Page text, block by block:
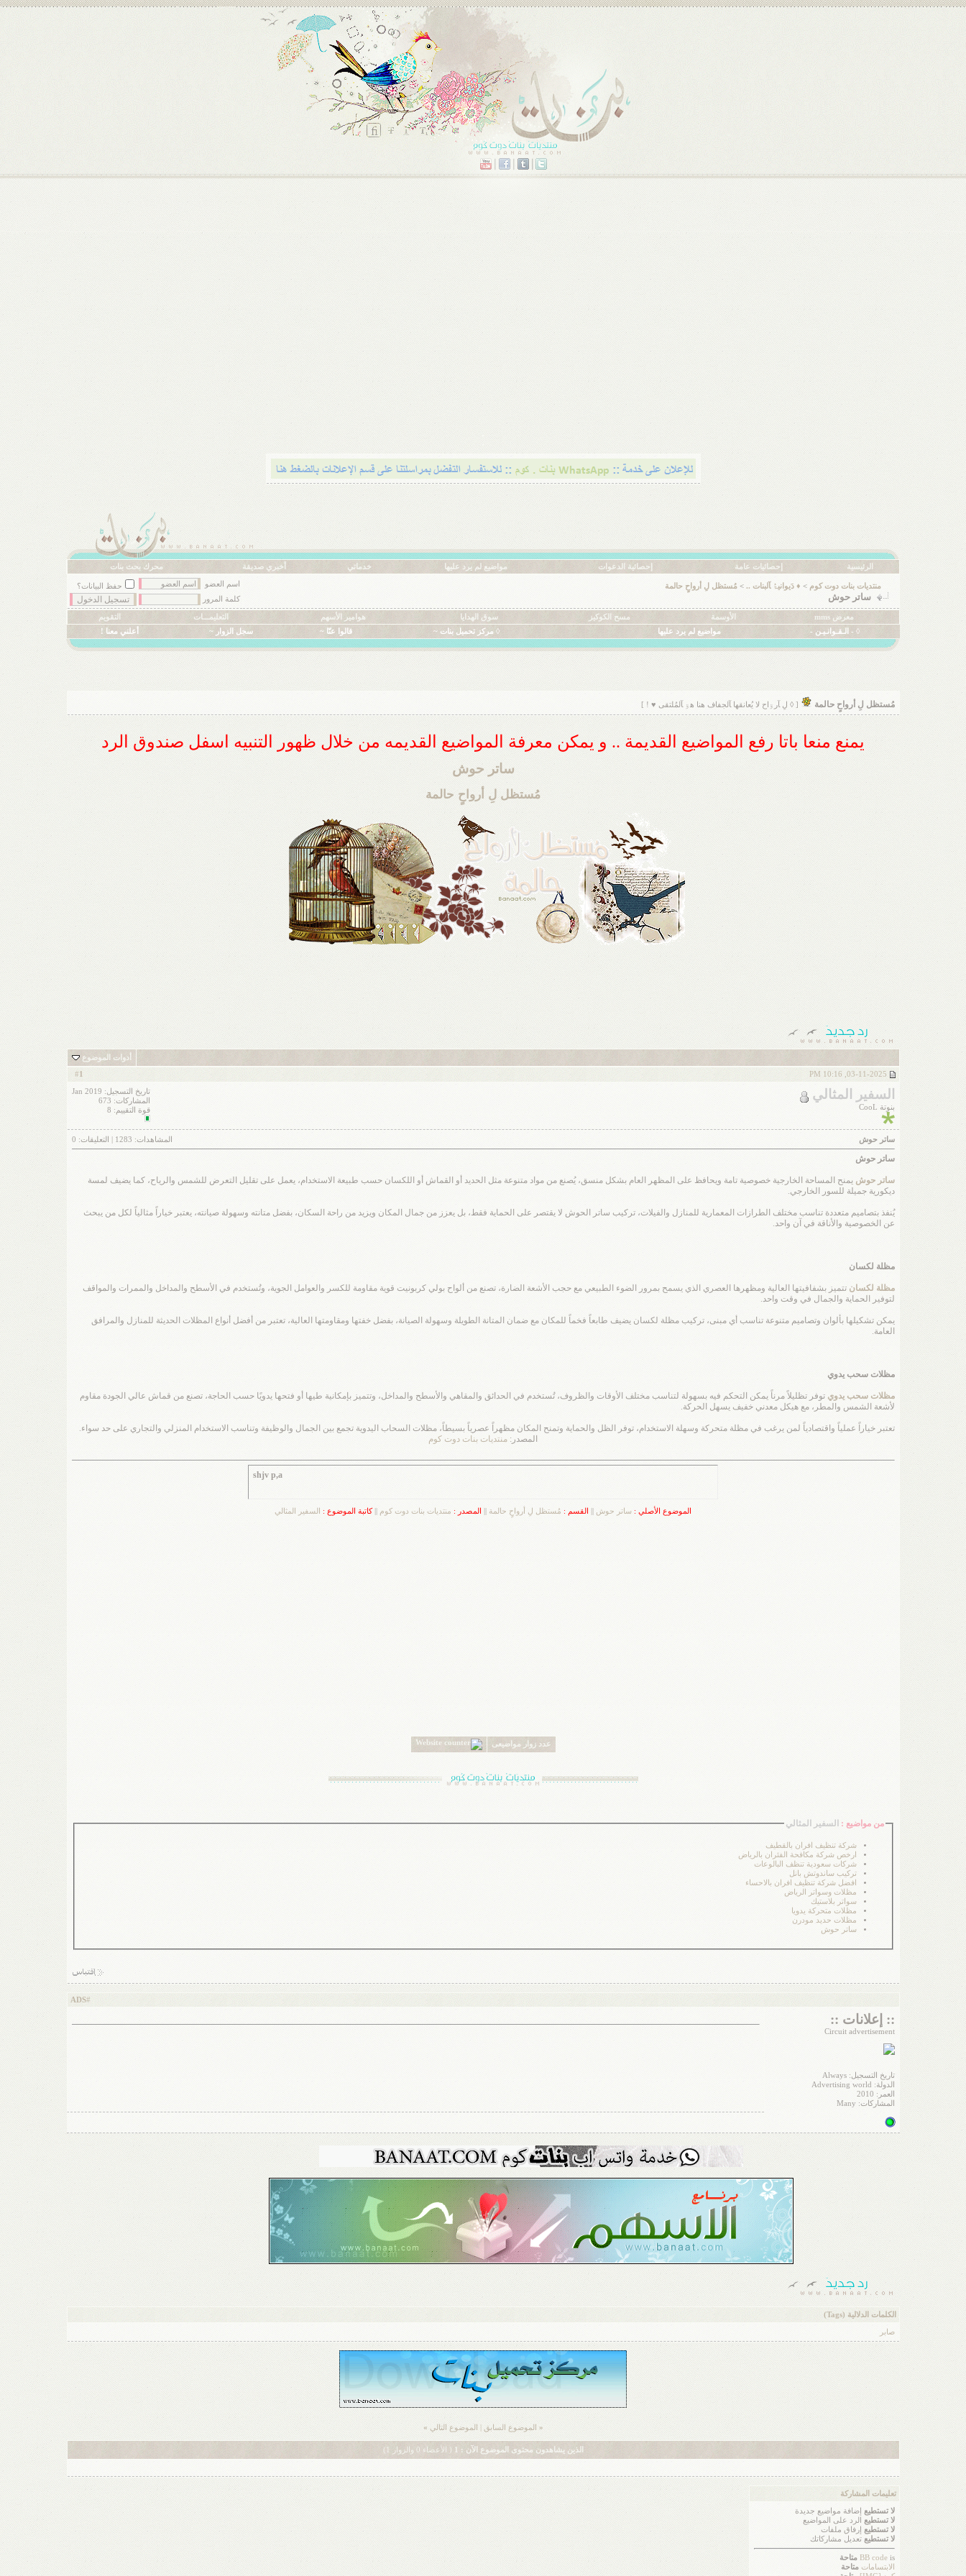
الرئيسية إحصائيات عامة إحصائية الدعوات مواضيع لم يرد عليها خدماتي أخبري صديقة محرك بحث بنات
منتديات بنات دوت كوم > ♦ دَيوانيۃُ ﺂلبنات .. >مُستظل لِ أرواحٍ حالمة
ساتر حوش
اسم العضو
حفظ البيانات؟
كلمة المرور
معرض mms الأوسمة مسح الكوكيز سوق الهدايا هوامير الأسهم التعليمـــات
التقويم
◊ - الـقـوانـيـن -
مواضيع لم يرد عليها ◊ مركز تحميل بنات ~ قالوا عنّا ~ سجل الزوار ~ أعلني معنا !
مُستظل لِ أرواحٍ حالمة [ ◊ لِ ﺂرۊاح لا يُعانقها ﺂلجفاف هنا هۊ ﺂلمُلتقى ♥ ! ]
يمنع منعا باتا رفع المواضيع القديمة .. و يمكن معرفة المواضيع القديمه من خلال ظهور التنبيه اسفل صندوق الرد
ساتر حوش
مُستظل لِ أرواحٍ حالمة
أدوات الموضوع
1
السفير المثالي
بنوتة CooL
تاريخ التسجيل: Jan 2019
المشاركات: 673
قوة التقييم: 8
المشاهدات: 1283 | التعليقات: 0 ساتر حوش
ساتر حوش
ساتر حوش يمنح المساحة الخارجية خصوصية تامة ويحافظ على المظهر العام بشكل منسق، يُصنع من مواد متنوعة مثل الحديد أو القماش أو اللكسان حسب طبيعة الاستخدام، يعمل على تقليل التعرض للشمس والرياح، كما يضيف لمسة
ديكورية جميلة للسور الخارجي.
يُنفذ بتصاميم متعددة تناسب مختلف الطرازات المعمارية للمنازل والفيلات، تركيب ساتر الحوش لا يقتصر على الحماية فقط، بل يعزز من جمال المكان ويزيد من راحة السكان، بفضل متانته وسهولة صيانته، يعتبر خياراً مثالياً لكل من يبحث
عن الخصوصية والأناقة في آن واحد.
مظلة لكسان
مظلة لكسان تتميز بشفافيتها العالية ومظهرها العصري الذي يسمح بمرور الضوء الطبيعي مع حجب الأشعة الضارة، تصنع من ألواح بولي كربونيت قوية مقاومة للكسر والعوامل الجوية، وتُستخدم في الأسطح والمداخل والممرات والمواقف
لتوفير الحماية والجمال في وقت واحد.
يمكن تشكيلها بألوان وتصاميم متنوعة تناسب أي مبنى، تركيب مظلة لكسان يضيف طابعاً فخماً للمكان مع ضمان المتانة الطويلة وسهولة الصيانة، بفضل خفتها ومقاومتها العالية، تعتبر من أفضل أنواع المظلات الحديثة للمنازل والمرافق
العامة.
مظلات سحب يدوي
مظلات سحب يدوي توفر تظليلاً مرناً يمكن التحكم فيه بسهولة لتناسب مختلف الأوقات والظروف، تُستخدم في الحدائق والمقاهي والأسطح والمداخل، وتتميز بإمكانية طيها أو فتحها يدويًا حسب الحاجة، تصنع من قماش عالي الجودة مقاوم
لأشعة الشمس والمطر، مع هيكل معدني خفيف يسهل الحركة.
تعتبر خياراً عملياً واقتصادياً لمن يرغب في مظلة متحركة وسهلة الاستخدام، توفر الظل والحماية وتمنح المكان مظهراً عصرياً بسيطاً، مظلات السحاب اليدوية تجمع بين الجمال والوظيفة وتناسب الاستخدام المنزلي والتجاري على حد سواء.
المصدر: منتديات بنات دوت كوم
shjv p,a
الموضوع الأصلي : ساتر حوش القسم : مُستظل لِ أرواحٍ حالمة المصدر : منتديات بنات دوت كوم ||كاتبة الموضوع : السفير المثالي
عدد زوار مواضيعى
من مواضيع : السفير المثالي
شركة تنظيف افران بالقطيف
ارخص شركة مكافحة الفئران بالرياض
شركات سعودية تنظف البالوعات
تركيب ساندوتش بانل
افضل شركة تنظيف افران بالاحساء
مظلات وسواتر الرياض
سواتر بلاستيك
مظلات متحركة يدويا
مظلات حديد مودرن
ساتر حوش
#
ADS
:: إعلانات ::
Circuit advertisement
تاريخ التسجيل: Always
الدولة: Advertising world
العمر: 2010
المشاركات: Many
الكلمات الدلالية (Tags)
صابر
« الموضوع السابق الموضوع التالي »
الذين يشاهدون محتوى الموضوع الآن : 1 ( الأعضاء 0 والزوار 1)
تعليمات المشاركة
لا تستطيع إضافة مواضيع جديدة
لا تستطيع الرد على المواضيع
لا تستطيع إرفاق ملفات
لا تستطيع تعديل مشاركاتك
BB codeis
متاحة
الابتسامات متاحة